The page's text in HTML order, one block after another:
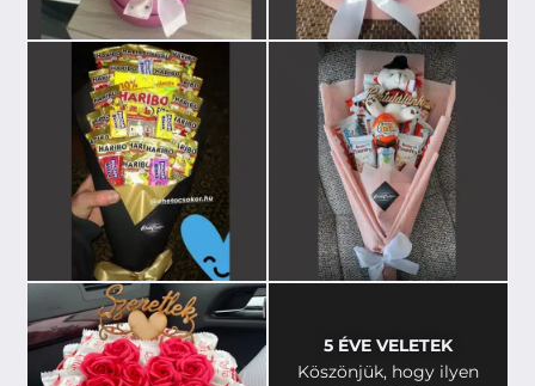
5 ÉVE VELETEK
Köszönjük, hogy ilyen